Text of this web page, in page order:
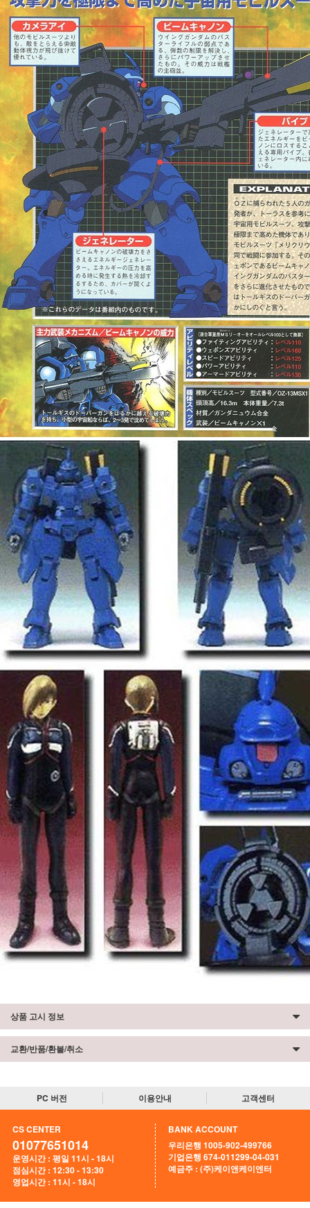
상품 고시 정보
교환/반품/환불/취소
PC 버전 이용안내 고객센터
CS CENTER
01077651014
운영시간 : 평일 11시 - 18시
점심시간 : 12:30 - 13:30
영업시간 : 11시 - 18시
BANK ACCOUNT
우리은행 1005-902-499766
기업은행 674-011299-04-031
예금주 : (주)케이앤케이엔터